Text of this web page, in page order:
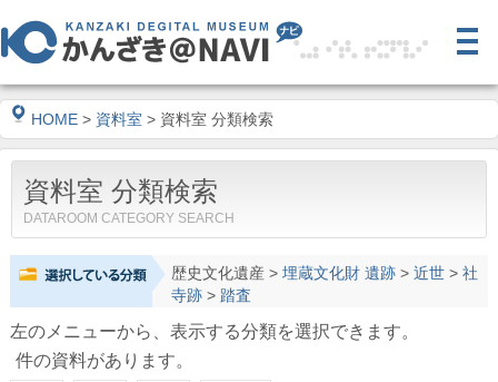
HOME > 資料室 > 資料室 分類検索
資料室 分類検索
DATAROOM CATEGORY SEARCH
歴史文化遺産> 埋蔵文化財 遺跡> 近世> 社
寺跡> 踏査
左のメニューから、表示する分類を選択できます。
件の資料があります。